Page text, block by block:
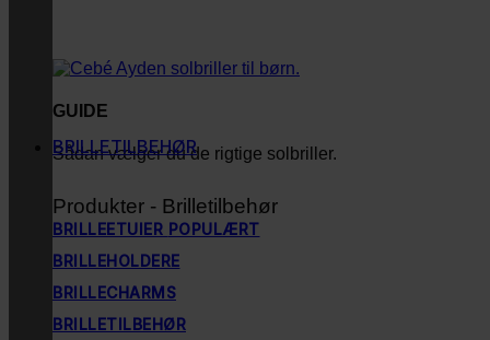
GUIDE
Sådan vælger du de rigtige solbriller.
BRILLETILBEHØR
Produkter - Brilletilbehør
BRILLEETUIER
BRILLEHOLDERE
BRILLECHARMS
BRILLETILBEHØR